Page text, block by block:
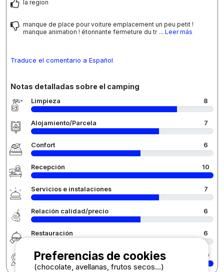
la region
manque de place pour voiture emplacement un peu petit !
manque animation ! étonnante fermeture du tr ... Leer más
Traduce el comentario a Español
Notas detalladas sobre el camping
Limpieza 8
Alojamiento/Parcela 7
Confort 6
Recepción 10
Servicios e instalaciones 7
Relación calidad/precio 6
Restauración 6
Región 10
Preferencias de cookies
(chocolate, avellanas, frutos secos...)